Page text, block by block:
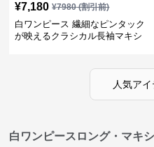
¥7,180 ¥7980(割引前)
白ワンピース 繊細なピンタック
が映えるクラシカル長袖マキシ
人気ア
白ワンピースロング・マキ